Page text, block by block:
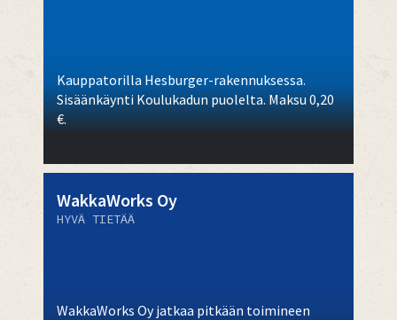
Kauppatorilla Hesburger-rakennuksessa.
Sisäänkäynti Koulukadun puolelta. Maksu 0,20
€.
WakkaWorks Oy
HYVÄ TIETÄÄ
WakkaWorks Oy jatkaa pitkään toimineen